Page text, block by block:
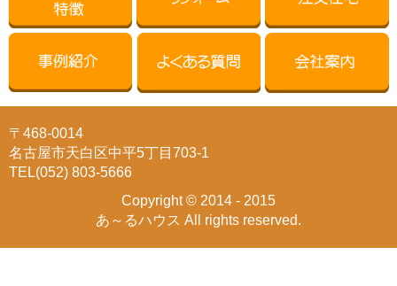
〒468-0014
名古屋市天白区中平5丁目703-1
TEL(052) 803-5666
Copyright © 2014 - 2015
あ～るハウス All rights reserved.